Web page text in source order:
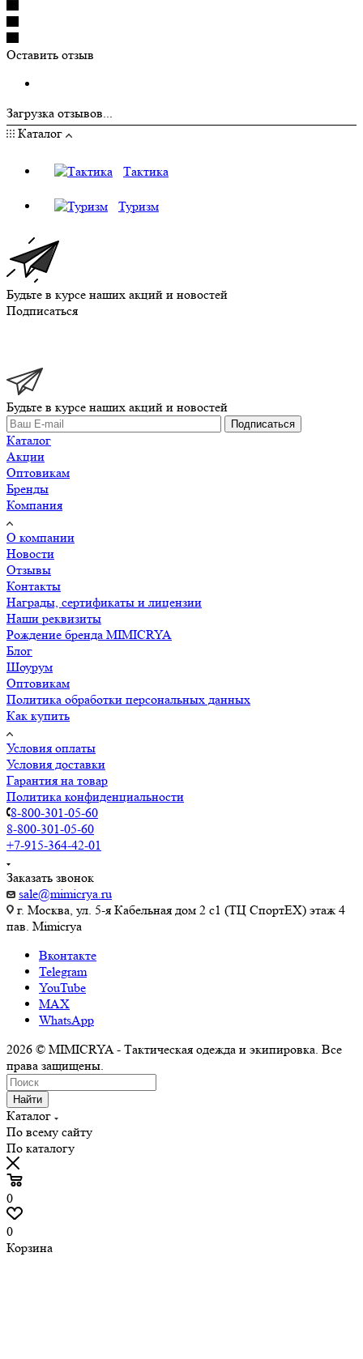
Оставить отзыв
Загрузка отзывов...
Каталог
Тактика
Туризм
Будьте в курсе наших акций и новостей
Подписаться
Будьте в курсе наших акций и новостей
Подписаться
Каталог
Акции
Оптовикам
Бренды
Компания
О компании
Новости
Отзывы
Контакты
Награды, сертификаты и лицензии
Наши реквизиты
Рождение бренда MIMICRYA
Блог
Шоурум
Оптовикам
Политика обработки персональных данных
Как купить
Условия оплаты
Условия доставки
Гарантия на товар
Политика конфиденциальности
8-800-301-05-60
8-800-301-05-60
+7-915-364-42-01
Заказать звонок
sale@mimicrya.ru
г. Москва, ул. 5-я Кабельная дом 2 с1 (ТЦ СпортEX) этаж 4
пав. Mimicrya
Вконтакте
Telegram
YouTube
MAX
WhatsApp
2026 © MIMICRYA - Тактическая одежда и экипировка. Все
права защищены.
Найти
Каталог
По всему сайту
По каталогу
0
0
Корзина